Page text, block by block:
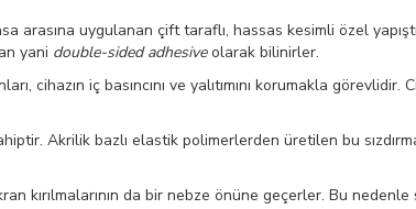
uygulanan çift taraflı, hassas kesimli özel
yani double-sided adhesiveolarak bilinirler.
cihazın iç basıncını ve yalıtımını korumakla görevlidir.
Akrilik bazlı elastik polimerlerden üretilen bu
kırılmalarının da bir nebze önüne geçerler. Bu nedenle